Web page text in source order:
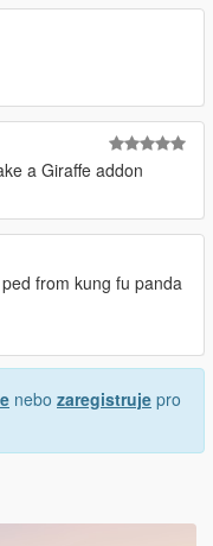
a Giraffe addon
from kung fu panda
nebo zaregistruje pro